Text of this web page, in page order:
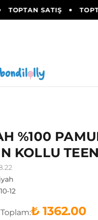
TOPTAN SATIŞ
%100
KOLLU
10-12
Toplam:₺ 1362.00